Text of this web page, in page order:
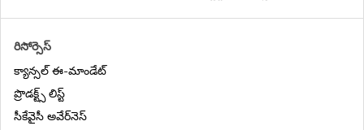
3 Sanvatsarāla baik bhīmā
రిసోర్సెస్
క్యాన్సల్ ఈ-మాండేట్
ప్రొడక్ట్స్ లిస్ట్
సీకేవైసీ అవేర్‌నెస్